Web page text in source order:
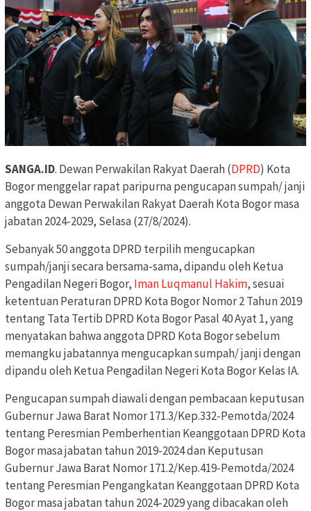
SANGA.ID. Dewan Perwakilan Rakyat Daerah (DPRD) Kota
Bogor menggelar rapat paripurna pengucapan sumpah/ janji
anggota Dewan Perwakilan Rakyat Daerah Kota Bogor masa
jabatan 2024-2029, Selasa (27/8/2024).
Sebanyak 50 anggota DPRD terpilih mengucapkan
sumpah/janji secara bersama-sama, dipandu oleh Ketua
Pengadilan Negeri Bogor, Iman Luqmanul Hakim, sesuai
ketentuan Peraturan DPRD Kota Bogor Nomor 2 Tahun 2019
tentang Tata Tertib DPRD Kota Bogor Pasal 40 Ayat 1, yang
menyatakan bahwa anggota DPRD Kota Bogor sebelum
memangku jabatannya mengucapkan sumpah/ janji dengan
dipandu oleh Ketua Pengadilan Negeri Kota Bogor Kelas IA.
Pengucapan sumpah diawali dengan pembacaan keputusan
Gubernur Jawa Barat Nomor 171.3/Kep.332-Pemotda/2024
tentang Peresmian Pemberhentian Keanggotaan DPRD Kota
Bogor masa jabatan tahun 2019-2024 dan Keputusan
Gubernur Jawa Barat Nomor 171.2/Kep.419-Pemotda/2024
tentang Peresmian Pengangkatan Keanggotaan DPRD Kota
Bogor masa jabatan tahun 2024-2029 yang dibacakan oleh